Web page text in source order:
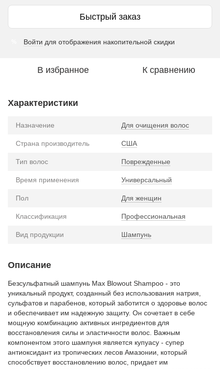
Быстрый заказ
Войти для отображения накопительной скидки
В избранное К сравнению
Характеристики
Назначение Для очищения волос
Страна производитель США
Тип волос Поврежденные
Время применения Универсальный
Пол Для женщин
Классификация Профессиональная
Вид продукции Шампунь
Описание
Безсульфатный шампунь Max Blowout Shampoo - это
уникальный продукт, созданный без использования натрия,
сульфатов и парабенов, который заботится о здоровье волос
и обеспечивает им надежную защиту. Он сочетает в себе
мощную комбинацию активных ингредиентов для
восстановления силы и эластичности волос. Важным
компонентом этого шампуня является купуасу - супер
антиоксидант из тропических лесов Амазонии, который
способствует восстановлению волос, придает им